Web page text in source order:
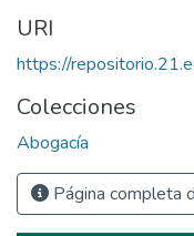
URI
https://
Colecciones
Abogacía
Página completa